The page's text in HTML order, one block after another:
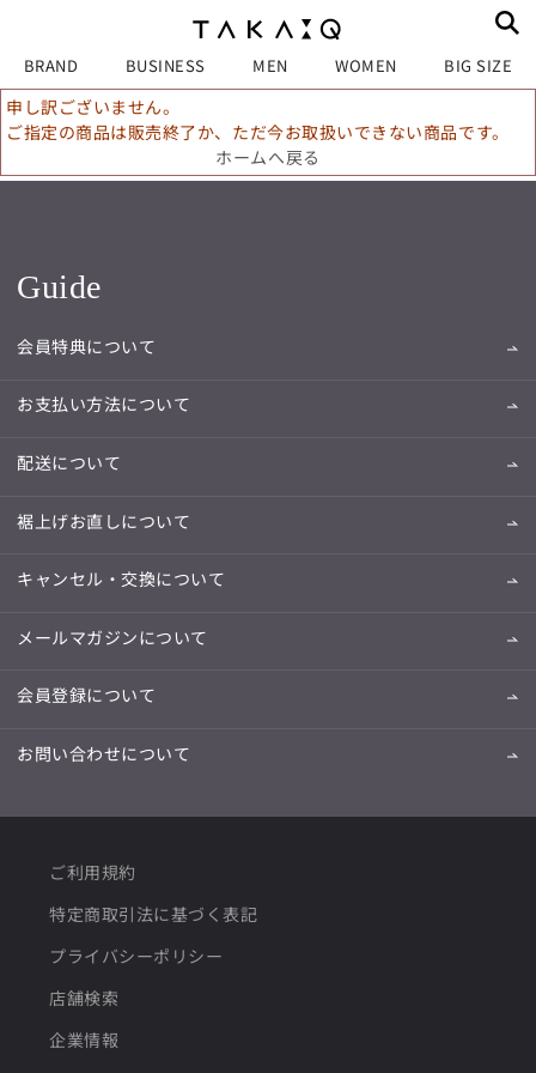
BRAND BUSINESS MEN WOMEN BIG SIZE
申し訳ございません。
ご指定の商品は販売終了か、ただ今お取扱いできない商品です。
ホームへ戻る
Guide
会員特典について
お支払い方法について
配送について
裾上げお直しについて
キャンセル・交換について
メールマガジンについて
会員登録について
お問い合わせについて
ご利用規約
特定商取引法に基づく表記
プライバシーポリシー
店舗検索
企業情報